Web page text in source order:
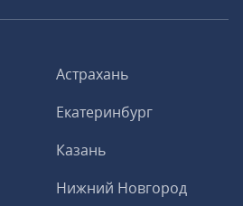
Астрахань
Екатеринбург
Казань
Нижний Новгород